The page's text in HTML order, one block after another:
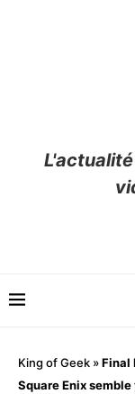
King of Geek »Final
Square Enix